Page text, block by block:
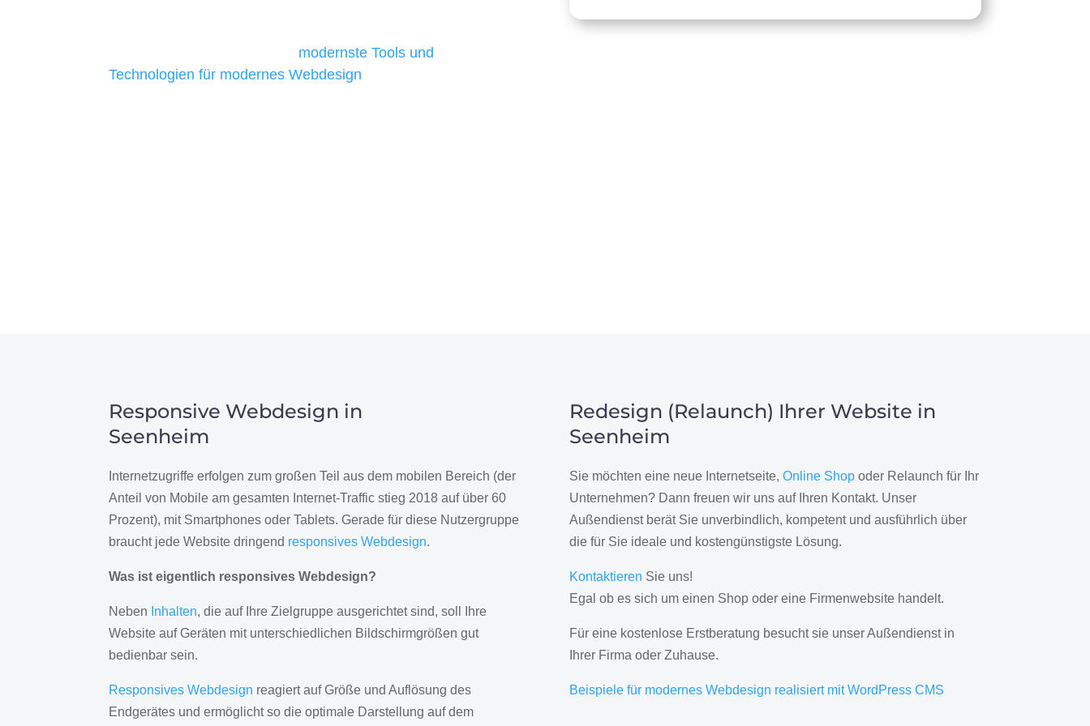
modernste Tools und
Technologien für modernes Webdesign
Responsive Webdesign in
Seenheim
Internetzugriffe erfolgen zum großen Teil aus dem mobilen Bereich (der
Anteil von Mobile am gesamten Internet-Traffic stieg 2018 auf über 60
Prozent), mit Smartphones oder Tablets. Gerade für diese Nutzergruppe
braucht jede Website dringend responsives Webdesign.
Was ist eigentlich responsives Webdesign?
Neben Inhalten, die auf Ihre Zielgruppe ausgerichtet sind, soll Ihre
Website auf Geräten mit unterschiedlichen Bildschirmgrößen gut
bedienbar sein.
Responsives Webdesign reagiert auf Größe und Auflösung des
Endgerätes und ermöglicht so die optimale Darstellung auf dem
Redesign (Relaunch) Ihrer Website in
Seenheim
Sie möchten eine neue Internetseite, Online Shopoder Relaunch für Ihr
Unternehmen? Dann freuen wir uns auf Ihren Kontakt. Unser
Außendienst berät Sie unverbindlich, kompetent und ausführlich über
die für Sie ideale und kostengünstigste Lösung.
Kontaktieren Sie uns!
Egal ob es sich um einen Shop oder eine Firmenwebsite handelt.
Für eine kostenlose Erstberatung besucht sie unser Außendienst in
Ihrer Firma oder Zuhause.
Beispiele für modernes Webdesign realisiert mit WordPress CMS